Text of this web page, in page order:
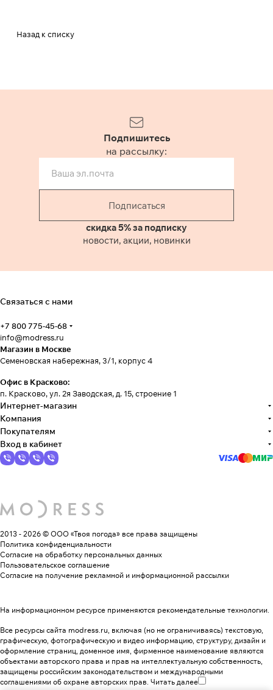
Назад к списку
Подпишитесь
на рассылку:
Подписаться
скидка 5% за подписку
новости, акции, новинки
Связаться с нами
+7 800 775-45-68
info@modress.ru
Магазин в Москве
Семеновская набережная, 3/1, корпус 4
Офис в Красково:
п. Красково, ул. 2я Заводская, д. 15, строение 1
Интернет-магазин
Компания
Покупателям
Вход в кабинет
2013 - 2026 © ООО «Твоя погода» все права защищены
Политика конфиденциальности
Согласие на обработку персональных данных
Пользовательское соглашение
Согласие на получение рекламной и информационной рассылки
На информационном ресурсе применяются рекомендательные технологии.
Все ресурсы сайта modress.ru, включая (но не ограничиваясь) текстовую,
графическую, фотографическую и видео информацию, структуру, дизайн и
оформление страниц, доменное имя, фирменное наименование являются
объектами авторского права и прав на интеллектуальную собственность,
защищены российским законодательством и международными
соглашениями об охране авторских прав. Читать далее